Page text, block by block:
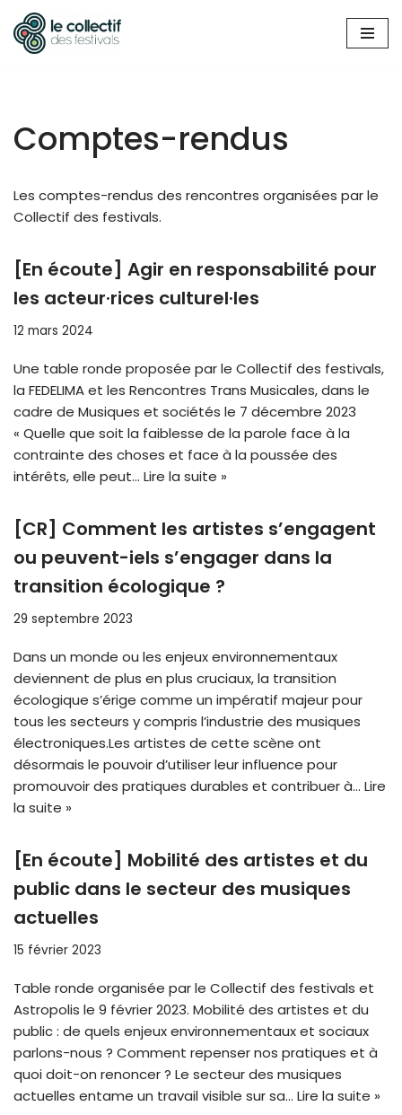
Aller
Comptes-rendus
Les comptes-rendus des rencontres organisées par le
Collectif des festivals.
[En écoute] Agir en responsabilité pour
les acteur·rices culturel·les
12 mars 2024
Une table ronde proposée par le Collectif des festivals,
la FEDELIMA et les Rencontres Trans Musicales, dans le
cadre de Musiques et sociétés le 7 décembre 2023
« Quelle que soit la faiblesse de la parole face à la
contrainte des choses et face à la poussée des
intérêts, elle peut… Lire la suite »
[CR] Comment les artistes s’engagent
ou peuvent-iels s’engager dans la
transition écologique ?
29 septembre 2023
Dans un monde ou les enjeux environnementaux
deviennent de plus en plus cruciaux, la transition
écologique s’érige comme un impératif majeur pour
tous les secteurs y compris l’industrie des musiques
électroniques.Les artistes de cette scène ont
désormais le pouvoir d’utiliser leur influence pour
promouvoir des pratiques durables et contribuer à… Lire
la suite »
[En écoute] Mobilité des artistes et du
public dans le secteur des musiques
actuelles
15 février 2023
Table ronde organisée par le Collectif des festivals et
Astropolis le 9 février 2023. Mobilité des artistes et du
public : de quels enjeux environnementaux et sociaux
parlons-nous ? Comment repenser nos pratiques et à
quoi doit-on renoncer ? Le secteur des musiques
actuelles entame un travail visible sur sa… Lire la suite »